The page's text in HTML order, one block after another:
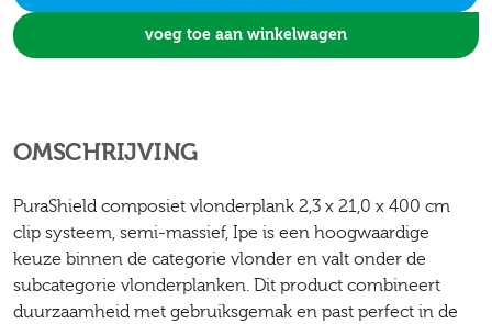
voeg toe aan winkelwagen
OMSCHRIJVING
PuraShield composiet vlonderplank 2,3 x 21,0 x 400 cm
clip systeem, semi-massief, Ipe is een hoogwaardige
keuze binnen de categorie vlonder en valt onder de
subcategorie vlonderplanken. Dit product combineert
duurzaamheid met gebruiksgemak en past perfect in de